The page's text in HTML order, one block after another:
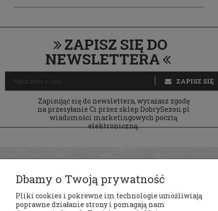
ZAPISZ SIĘ DO
NEWSLETTERA
Zapisując się do newslettera, wyrażasz zgodę
na przesyłanie Ci przez sklep DobrySezon.pl
wiadomości marketingowych pocztą
elektroniczną.
ZAPISZ SIĘ
Dbamy o Twoją prywatność
Pliki cookies i pokrewne im technologie umożliwiają
poprawne działanie strony i pomagają nam